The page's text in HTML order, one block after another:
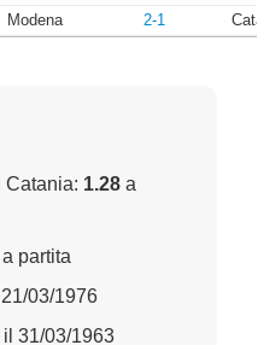
Modena 2-1
Catania: 1.28 a
a partita
03/1976
il 31/03/1963